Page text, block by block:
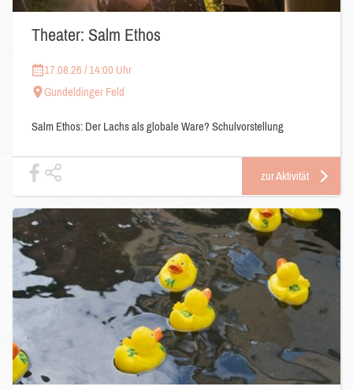
Theater: Salm Ethos
17.08.26 / 14:00 Uhr
Gundeldinger Feld
Salm Ethos: Der Lachs als globale Ware? Schulvorstellung
zur Aktivität